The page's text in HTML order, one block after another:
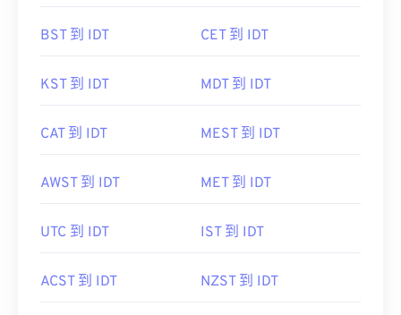
BST 到 IDT CET 到 IDT
KST 到 IDT MDT 到 IDT
CAT 到 IDT MEST 到 IDT
AWST 到 IDT MET 到 IDT
UTC 到 IDT IST 到 IDT
ACST 到 IDT NZST 到 IDT